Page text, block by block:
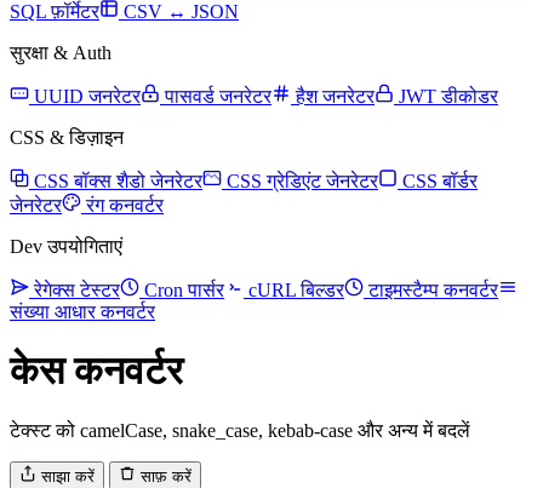
SQL फ़ॉर्मेटर
CSV ↔ JSON
सुरक्षा & Auth
UUID जनरेटर पासवर्ड जनरेटर हैश जनरेटर
JWT डीकोडर
CSS & डिज़ाइन
CSS बॉक्स शैडो जेनरेटर CSS ग्रेडिएंट जेनरेटर
CSS बॉर्डर
जेनरेटर
रंग कनवर्टर
Dev उपयोगिताएं
रेगेक्स टेस्टर Cron पार्सर cURL बिल्डर
टाइमस्टैम्प कनवर्टर
संख्या आधार कनवर्टर
केस कनवर्टर
टेक्स्ट को camelCase, snake_case, kebab-case और अन्य में बदलें
साझा करें साफ़ करें